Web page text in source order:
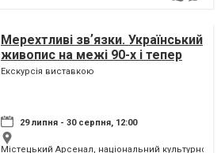
Мерехтливі звʼязки. Український
живопис на межі 90-х і тепер
Екскурсія виставкою
29 липня - 30 серпня, 12:00
Містецький Арсенал, національний культурно-